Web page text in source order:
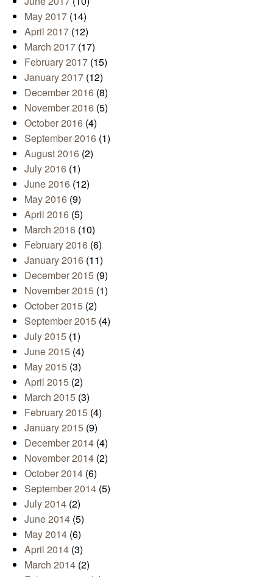
May 2017 (14)
April 2017 (12)
March 2017 (17)
February 2017 (15)
January 2017 (12)
December 2016 (8)
November 2016 (5)
October 2016 (4)
September 2016 (1)
August 2016 (2)
July 2016 (1)
June 2016 (12)
May 2016 (9)
April 2016 (5)
March 2016 (10)
February 2016 (6)
January 2016 (11)
December 2015 (9)
November 2015 (1)
October 2015 (2)
September 2015 (4)
July 2015 (1)
June 2015 (4)
May 2015 (3)
April 2015 (2)
March 2015 (3)
February 2015 (4)
January 2015 (9)
December 2014 (4)
November 2014 (2)
October 2014 (6)
September 2014 (5)
July 2014 (2)
June 2014 (5)
May 2014 (6)
April 2014 (3)
March 2014 (2)